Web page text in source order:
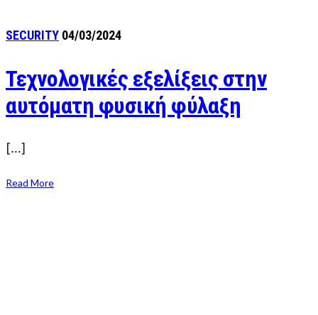
SECURITY 04/03/2024
Τεχνολογικές εξελίξεις στην
αυτόματη φυσική φύλαξη
[…]
Read More